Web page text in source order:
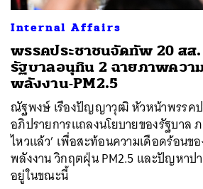
Internal Affairs
พรรคประชาชนจัดทัพ 20 สส.
รัฐบาลอนุทิน 2 ฉายภาพควา
พลังงาน-PM2.5
ณัฐพงษ์ เรืองปัญญาวุฒิ หัวหน้าพรรคป
อภิปรายการแถลงนโยบายของรัฐบาล
ไหวแล้ว’ เพื่อสะท้อนความเดือดร้อนข
พลังงาน วิกฤตฝุ่น PM2.5 และปัญหาป
อยู่ในขณะนี้